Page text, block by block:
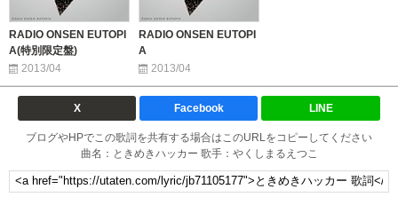
RADIO ONSEN EUTOPI
A(特別限定盤)
2013/04
RADIO ONSEN EUTOPI
A
2013/04
X Facebook LINE
ブログやHPでこの歌詞を共有する場合はこのURLをコピーしてください
曲名：ときめきハッカー 歌手：やくしまるえつこ